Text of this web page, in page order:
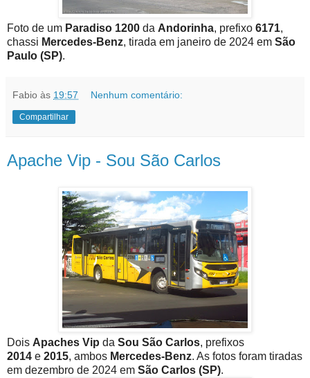
Foto de um Paradiso 1200 da Andorinha, prefixo 6171,
chassi Mercedes-Benz, tirada em janeiro de 2024 em São
Paulo (SP).
Fabio às 19:57 Nenhum comentário:
Compartilhar
Apache Vip - Sou São Carlos
Dois Apaches Vip da Sou São Carlos, prefixos
2014 e 2015, ambos Mercedes-Benz. As fotos foram tiradas
em dezembro de 2024 em São Carlos (SP).